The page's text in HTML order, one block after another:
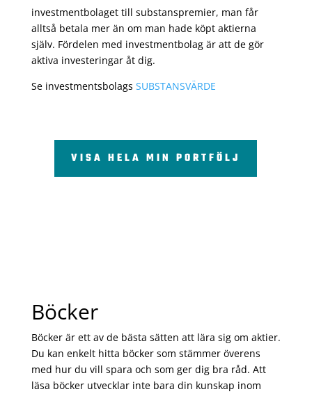
investmentbolaget till substanspremier, man får
alltså betala mer än om man hade köpt aktierna
själv. Fördelen med investmentbolag är att de gör
aktiva investeringar åt dig.
Se investmentsbolags SUBSTANSVÄRDE
VISA HELA MIN PORTFÖLJ
Böcker
Böcker är ett av de bästa sätten att lära sig om aktier.
Du kan enkelt hitta böcker som stämmer överens
med hur du vill spara och som ger dig bra råd. Att
läsa böcker utvecklar inte bara din kunskap inom